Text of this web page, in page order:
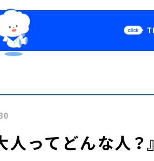
Podcast
人ってどんな人？』